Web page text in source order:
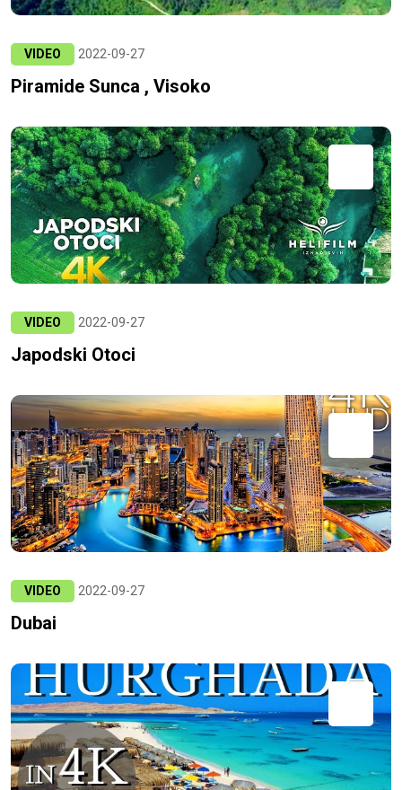
VIDEO 2022-09-27
Piramide Sunca , Visoko
VIDEO 2022-09-27
Japodski Otoci
VIDEO 2022-09-27
Dubai